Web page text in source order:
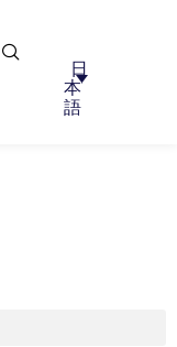
日
本
語